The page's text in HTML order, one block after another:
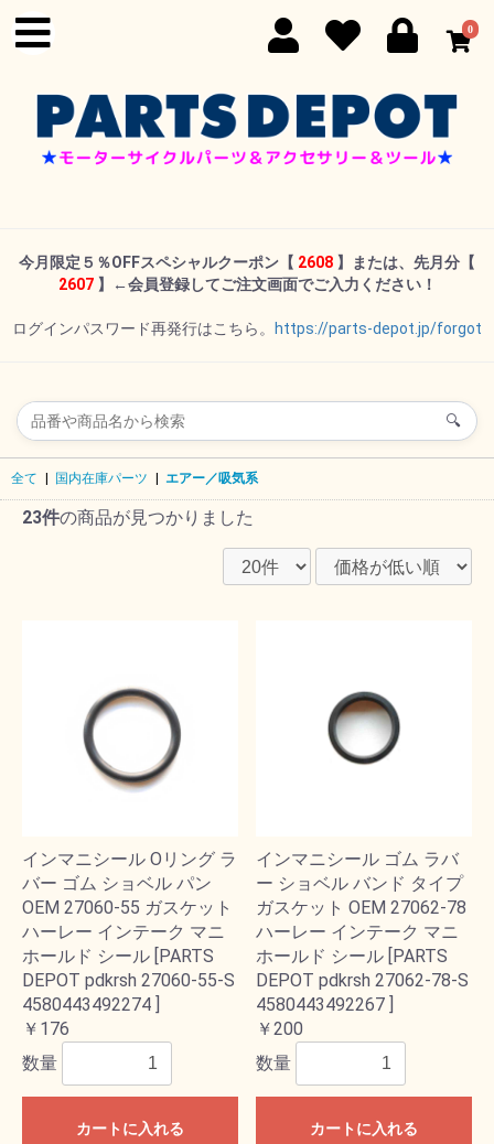
0
今月限定５％OFFスペシャルクーポン 【 2608 】または、先月分【
2607】←会員登録してご注文画面でご入力ください！
ログインパスワード再発行はこちら。 https://parts-depot.jp/forgot
🔍
全て 国内在庫パーツ エアー／吸気系
23件の商品が見つかりました
インマニシール Oリング ラ
バー ゴム ショベル パン
OEM 27060-55 ガスケット
ハーレー インテーク マニ
ホールド シール [PARTS
DEPOT pdkrsh 27060-55-S
4580443492274 ]
￥176
数量
カートに入れる
インマニシール ゴム ラバ
ー ショベル バンド タイプ
ガスケット OEM 27062-78
ハーレー インテーク マニ
ホールド シール [PARTS
DEPOT pdkrsh 27062-78-S
4580443492267 ]
￥200
数量
カートに入れる